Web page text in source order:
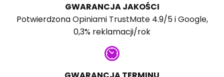
GWARANCJA JAKOŚCI
PotwierdzonaOpiniami TrustMate4.9/5 iGoogle,
0,3% reklamacji/rok